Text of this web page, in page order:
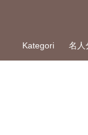
Kategori 名人